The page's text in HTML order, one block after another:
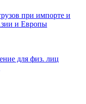
при импорте и
и Европы
для физ. лиц